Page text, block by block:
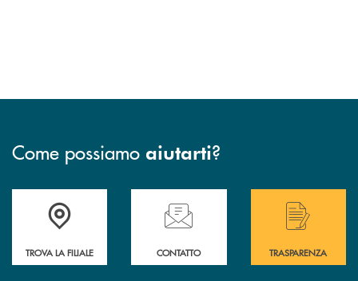
Come possiamo aiutarti?
Accedi all' elenco completo delle filiali di Bcc San Marzano.
TROVA LA FILIALE
Hai bisogno di assistenza immediata?
CONTATTO
Hai bisogno di
TRASPARENZA